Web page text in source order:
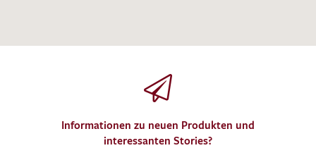
Informationen zu neuen Produkten und
interessanten Stories?